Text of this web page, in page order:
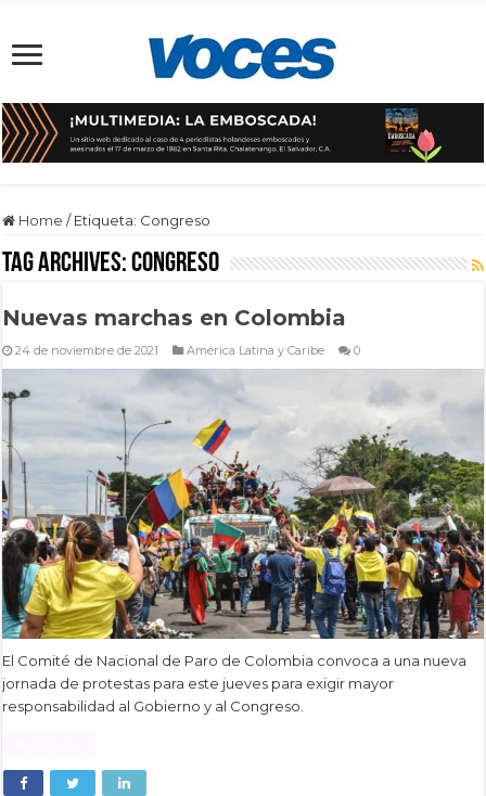
Home / Etiqueta: Congreso
Tag Archives:Congreso
Nuevas marchas en Colombia
24 de noviembre de 2021 América Latina y Caribe 0
El Comité de Nacional de Paro de Colombia convoca a una nueva
jornada de protestas para este jueves para exigir mayor
responsabilidad al Gobierno y al Congreso.